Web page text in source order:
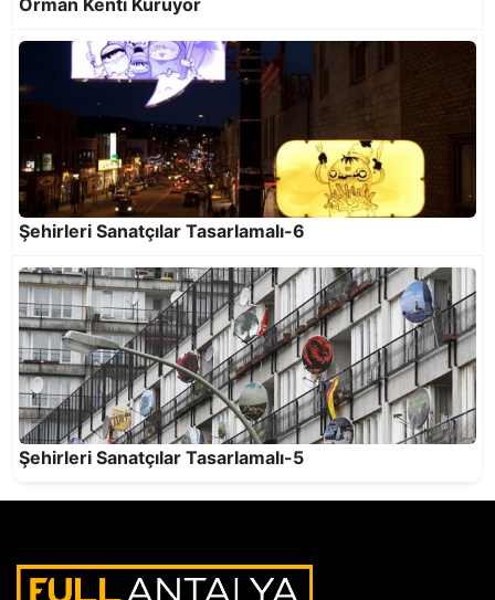
Orman Kenti Kuruyor
Şehirleri Sanatçılar Tasarlamalı-6
Şehirleri Sanatçılar Tasarlamalı-5